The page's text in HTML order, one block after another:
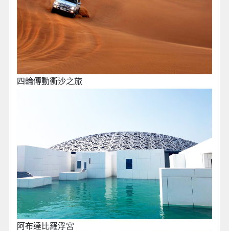
四輪傳動衝沙之旅
阿布達比羅浮宮